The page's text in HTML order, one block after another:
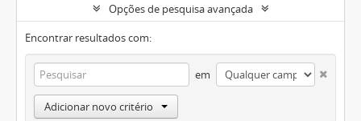
Opções de pesquisa avançada
Encontrar resultados com:
em
Adicionar novo critério